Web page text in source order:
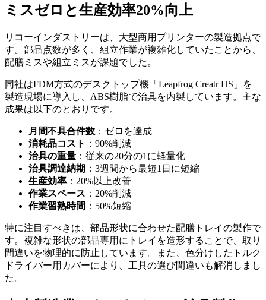
ミスゼロと生産効率20%向上
リコーインダストリーは、大型商用プリンターの製造拠点で
す。部品点数が多く、組立作業が複雑化していたことから、
配膳ミスや組立ミスが課題でした。
同社はFDM方式のデスクトップ機「Leapfrog Creatr HS」を
製造現場に導入し、ABS樹脂で治具を内製しています。主な
成果は以下のとおりです。
月間不具合件数 ：ゼロを達成
消耗品コスト ：90%削減
治具の重量 ：従来の20分の1に軽量化
治具調達納期 ：3週間から最短1日に短縮
生産効率 ：20%以上改善
作業スペース ：20%削減
作業習熟時間 ：50%短縮
特に注目すべきは、部品形状に合わせた配膳トレイの製作で
す。複雑な形状の部品専用にトレイを造形することで、取り
間違いを物理的に防止しています。また、色分けしたトルク
ドライバー用カバーにより、工具の選び間違いも解消しまし
た。